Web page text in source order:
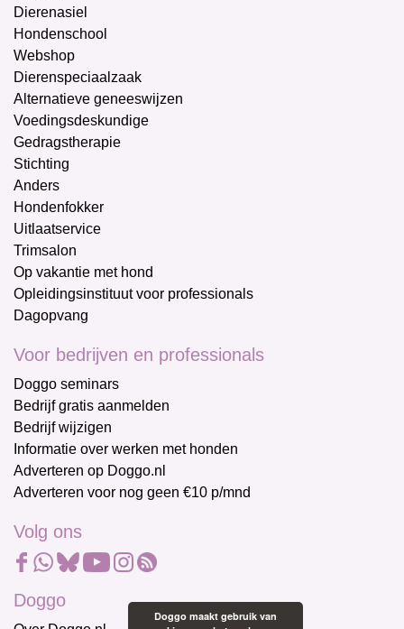
Dierenasiel
Hondenschool
Webshop
Dierenspeciaalzaak
Alternatieve geneeswijzen
Voedingsdeskundige
Gedragstherapie
Stichting
Anders
Hondenfokker
Uitlaatservice
Trimsalon
Op vakantie met hond
Opleidingsinstituut voor professionals
Dagopvang
Voor bedrijven en professionals
Doggo seminars
Bedrijf gratis aanmelden
Bedrijf wijzigen
Informatie over werken met honden
Adverteren op Doggo.nl
Adverteren voor nog geen €10 p/mnd
Volg ons
Doggo
Doggo maakt gebruik van